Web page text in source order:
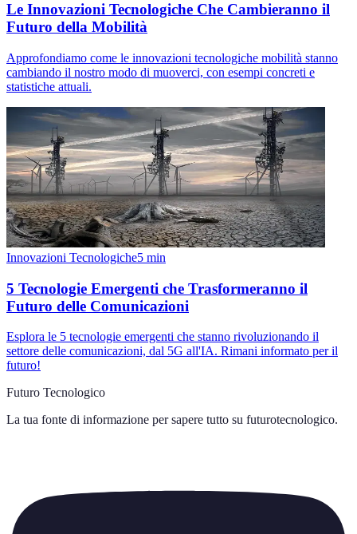
Le Innovazioni Tecnologiche Che Cambieranno il
Futuro della Mobilità
Approfondiamo come le innovazioni tecnologiche mobilità stanno
cambiando il nostro modo di muoverci, con esempi concreti e
statistiche attuali.
Innovazioni Tecnologiche5 min
5 Tecnologie Emergenti che Trasformeranno il
Futuro delle Comunicazioni
Esplora le 5 tecnologie emergenti che stanno rivoluzionando il
settore delle comunicazioni, dal 5G all'IA. Rimani informato per il
futuro!
Futuro Tecnologico
La tua fonte di informazione per sapere tutto su futurotecnologico.